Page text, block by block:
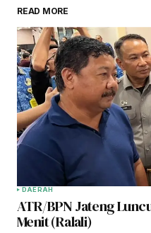
READ MORE
DAERAH
ATR/BPN Jateng
Menit (Ralali)